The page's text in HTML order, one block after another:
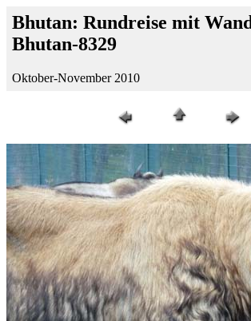
Bhutan: Rundreise mit
Bhutan-8329
Oktober-November 2010